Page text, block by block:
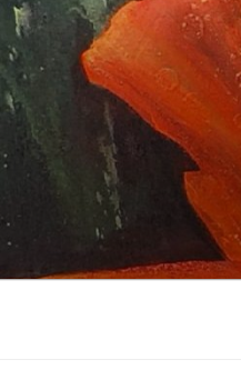
Zum
Inhalt
springen